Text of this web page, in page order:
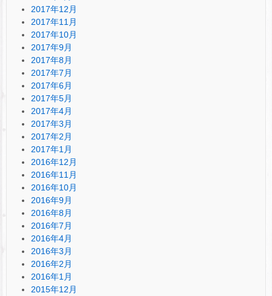
2017年12月
2017年11月
2017年10月
2017年9月
2017年8月
2017年7月
2017年6月
2017年5月
2017年4月
2017年3月
2017年2月
2017年1月
2016年12月
2016年11月
2016年10月
2016年9月
2016年8月
2016年7月
2016年4月
2016年3月
2016年2月
2016年1月
2015年12月